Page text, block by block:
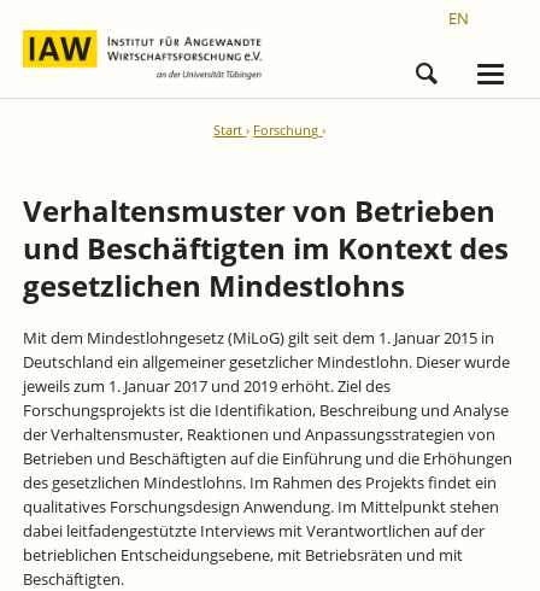
EN
Start Forschung
Verhaltensmuster von Betrieben
und Beschäftigten im Kontext des
gesetzlichen Mindestlohns
Mit dem Mindestlohngesetz (MiLoG) gilt seit dem 1. Januar 2015 in
Deutschland ein allgemeiner gesetzlicher Mindestlohn. Dieser wurde
jeweils zum 1. Januar 2017 und 2019 erhöht. Ziel des
Forschungsprojekts ist die Identifikation, Beschreibung und Analyse
der Verhaltensmuster, Reaktionen und Anpassungsstrategien von
Betrieben und Beschäftigten auf die Einführung und die Erhöhungen
des gesetzlichen Mindestlohns. Im Rahmen des Projekts findet ein
qualitatives Forschungsdesign Anwendung. Im Mittelpunkt stehen
dabei leitfadengestützte Interviews mit Verantwortlichen auf der
betrieblichen Entscheidungsebene, mit Betriebsräten und mit
Beschäftigten.